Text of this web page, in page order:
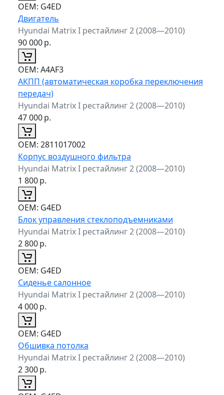
ОЕМ: G4ED
Двигатель
Hyundai Matrix I рестайлинг 2 (2008—2010)
90 000р.
ОЕМ: A4AF3
АКПП (автоматическая коробка переключения
передач)
Hyundai Matrix I рестайлинг 2 (2008—2010)
47 000р.
ОЕМ: 2811017002
Корпус воздушного фильтра
Hyundai Matrix I рестайлинг 2 (2008—2010)
1 800р.
ОЕМ: G4ED
Блок управления стеклоподъемниками
Hyundai Matrix I рестайлинг 2 (2008—2010)
2 800р.
ОЕМ: G4ED
Сиденье салонное
Hyundai Matrix I рестайлинг 2 (2008—2010)
4 000р.
ОЕМ: G4ED
Обшивка потолка
Hyundai Matrix I рестайлинг 2 (2008—2010)
2 300р.